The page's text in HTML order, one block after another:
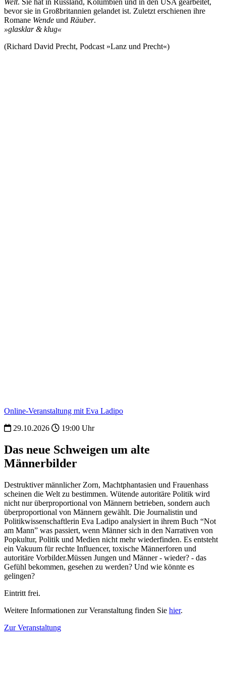
bevor sie in Großbritannien gelandet ist. Zuletzt erschienen ihre
Romane Wende und Räuber.
»glasklar & klug«
(Richard David Precht, Podcast »Lanz und Precht«)
Online-Veranstaltung mit Eva Ladipo
29.10.2026
19:00 Uhr
Das neue Schweigen um alte
Männerbilder
Destruktiver männlicher Zorn, Machtphantasien und Frauenhass
scheinen die Welt zu bestimmen. Wütende autoritäre Politik wird
nicht nur überproportional von Männern betrieben, sondern auch
überproportional von Männern gewählt. Die Journalistin und
Politikwissenschaftlerin Eva Ladipo analysiert in ihrem Buch “Not
am Mann” was passiert, wenn Männer sich in den Narrativen von
Popkultur, Politik und Medien nicht mehr wiederfinden. Es entsteht
ein Vakuum für rechte Influencer, toxische Männerforen und
autoritäre Vorbilder.Müssen Jungen und Männer - wieder? - das
Gefühl bekommen, gesehen zu werden? Und wie könnte es
gelingen?
Eintritt frei.
Weitere Informationen zur Veranstaltung finden Sie hier.
Zur Veranstaltung